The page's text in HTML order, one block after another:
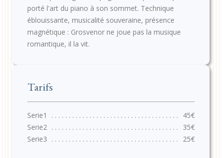
porté l'art du piano à son sommet. Technique
éblouissante, musicalité souveraine, présence
magnétique : Grosvenor ne joue pas la musique
romantique, il la vit.
Tarifs
45€
35€
25€